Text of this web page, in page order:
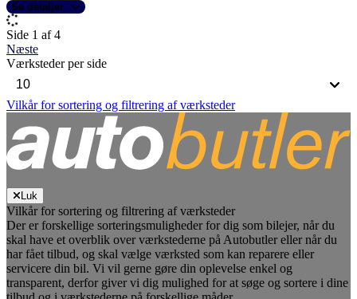
Se detaljer
Side 1 af 4
Næste
Værksteder per side
Vilkår for sortering og filtrering af værksteder
Luk
Vilkår for sortering og filtrering af værksteder
Der er forskellige sorteringsmuligheder for dig som bilejer, når du
skal have et overblik over værkstederne på Autobutler eller når du
har fået tilbud, og skal vælge værksted som kan reparere eller
servicere din bil. Vi vil gerne gøre din oplevelse enkel og
transparent, derfor giver vi dig mulighed for at søge og sortere i dine